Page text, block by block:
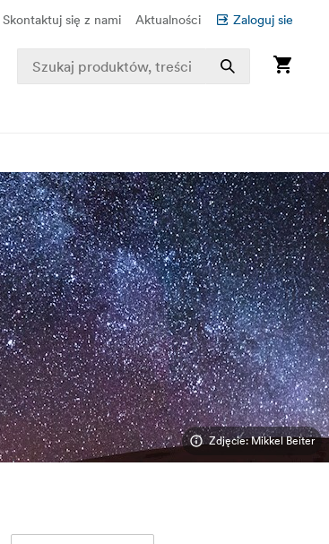
Skontaktuj się z nami Aktualności Zaloguj sie
Zdjęcie: Mikkel Beiter